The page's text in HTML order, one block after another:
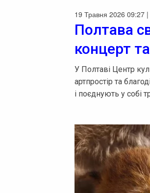
19 Травня 2026 09:27 |
Полтава
концерт
У Полтаві Центр
артпростір та
і поєднують у собі